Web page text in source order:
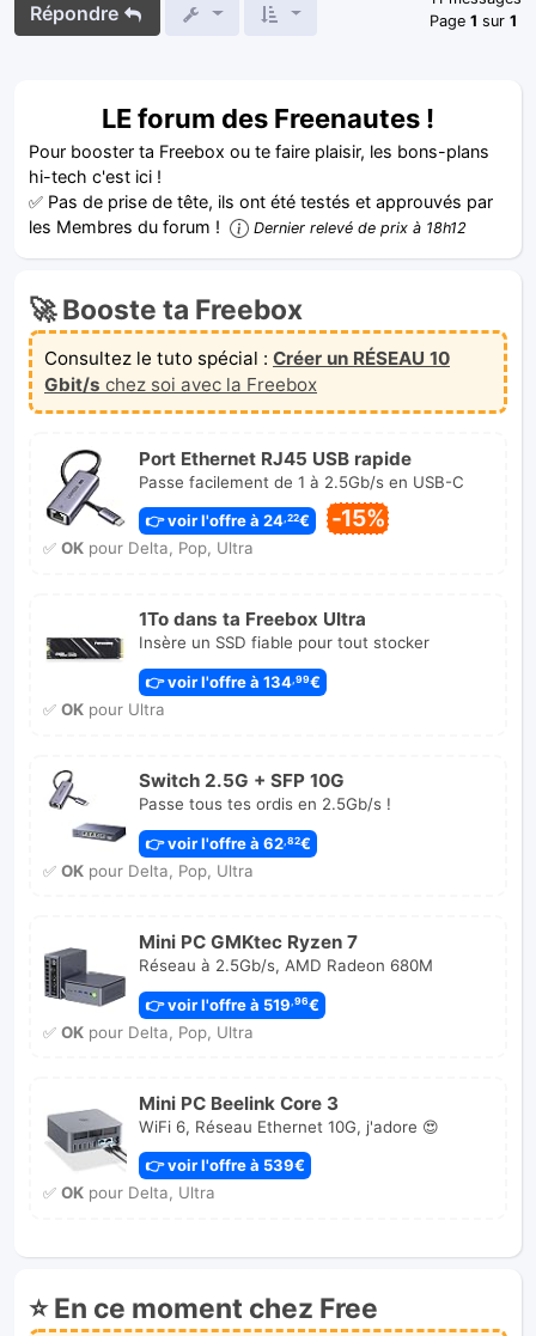
Répondre
Page 1 sur 1
LE forum des Freenautes !
Pour booster ta Freebox ou te faire plaisir, les bons-plans
hi-tech c'est ici !
✅ Pas de prise de tête, ils ont été testés et approuvés par
les Membres du forum !
Dernier relevé de prix à 18h12
🚀 Booste ta Freebox
Consultez le tuto spécial : Créer un RÉSEAU 10
Gbit/s chez soi avec la Freebox
Port Ethernet RJ45 USB rapide
Passe facilement de 1 à 2.5Gb/s en USB-C
👉 voir l'offre à 24,22€ -15%
✅ OKpour Delta, Pop, Ultra
1To dans ta Freebox Ultra
Insère un SSD fiable pour tout stocker
👉 voir l'offre à 134,99€
✅ OKpour Ultra
Switch 2.5G + SFP 10G
Passe tous tes ordis en 2.5Gb/s !
👉 voir l'offre à 62,82€
✅ OKpour Delta, Pop, Ultra
Mini PC GMKtec Ryzen 7
Réseau à 2.5Gb/s, AMD Radeon 680M
👉 voir l'offre à 519,96€
✅ OKpour Delta, Pop, Ultra
Mini PC Beelink Core 3
WiFi 6, Réseau Ethernet 10G, j'adore 😍
👉 voir l'offre à 539€
✅ OKpour Delta, Ultra
⭐ En ce moment chez Free